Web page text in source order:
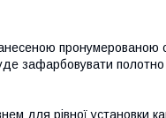
пронумерованою
зафарбовувати полотно
для рівної установки